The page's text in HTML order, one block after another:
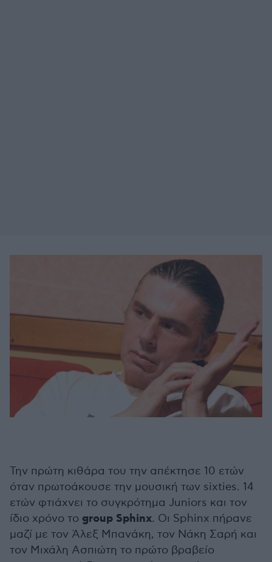
Την πρώτη κιθάρα του την απέκτησε 10 ετών
όταν πρωτοάκουσε την μουσική των sixties. 14
ετών φτιάχνει το συγκρότημα Juniors και τον
ίδιο χρόνο το group Sphinx. Οι Sphinx πήρανε
μαζί με τον Άλεξ Μπανάκη, τον Νάκη Σαρή και
τον Μιχάλη Ασπιώτη το πρώτο βραβείο